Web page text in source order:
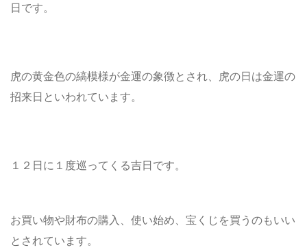
日です。
虎の黄金色の縞模様が金運の象徴とされ、虎の日は金運の
招来日といわれています。
１２日に１度巡ってくる吉日です。
お買い物や財布の購入、使い始め、宝くじを買うのもいい
とされています。